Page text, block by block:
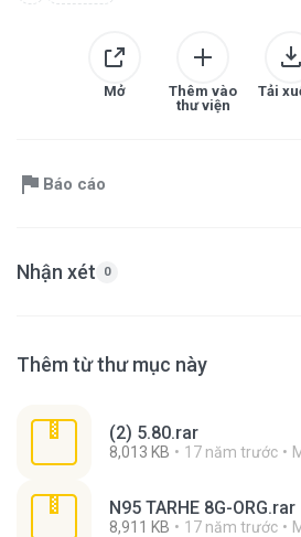
Mở
Thêm vào
thư viện
Tải
Báo cáo
Nhận xét 0
Thêm từ thư mục này
(2) 5.80.rar
8,013 KB 17 năm trước
N95 TARHE 8G-ORG.rar
8,911 KB 17 năm trước